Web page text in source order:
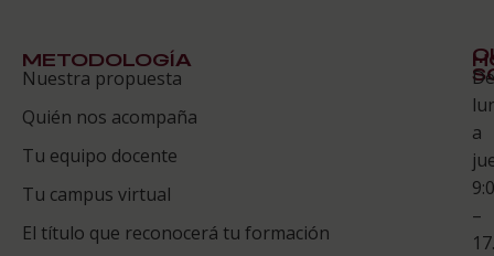
METODOLOGÍA
Nuestra propuesta
Quién nos acompaña
Tu equipo docente
Tu campus virtual
El título que reconocerá tu formación
Te
De
a
–